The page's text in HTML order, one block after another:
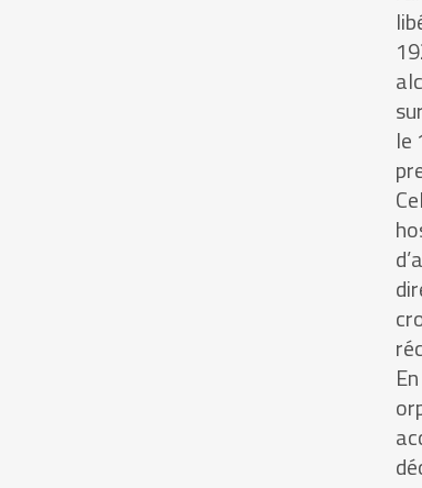
le